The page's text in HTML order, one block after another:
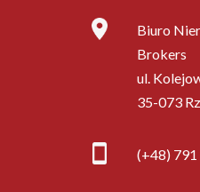
Biuro
Brokers
ul.
35-073
(+48) 791